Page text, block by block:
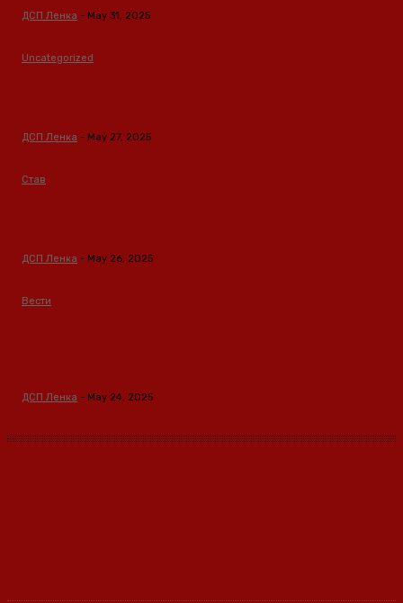
ДСП Ленка - May 31, 2025
Uncategorized
ДСП Ленка - May 27, 2025
Став
ДСП Ленка - May 26, 2025
Вести
ДСП Ленка - May 24, 2025